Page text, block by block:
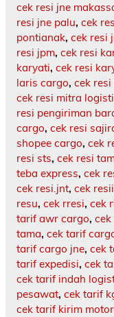
cek resi jne
resi jne palu, cek
pontianak, cek resi
resi jpm, cek resi
karyati, cek resi
laris cargo, cek
cek resi mitra
resi pengiriman
cargo, cek resi
shopee cargo, cek
resi sts, cek resi
teba express, cek
cek resi.jnt, cek resii
resu, cek rresi, cek
tarif awr cargo,
tama, cek tarif
tarif cargo jne, cek
tarif expedisi, cek
cek tarif indah
pesawat, cek tarif
cek tarif kirim motor